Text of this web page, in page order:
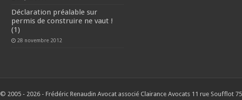
Déclaration préalable sur
permis de construire ne vaut !
(1)
28 novembre 2012
© 2005 - 2026 - Frédéric Renaudin Avocat associé Clairance Avocats 11 rue Soufflot